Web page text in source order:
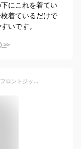
にこれを着てい
着ているだけで
いです。
>
ダウンベスト メンズ 軽量 暖かい Vネック フロントジッパー 前開き インナーダウン インナーベスト ダウン90％ 中綿ベスト ジレベスト ノースリーブ アウター ダウンジャケット